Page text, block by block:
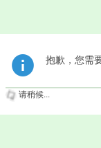
抱歉，您需
请稍候...